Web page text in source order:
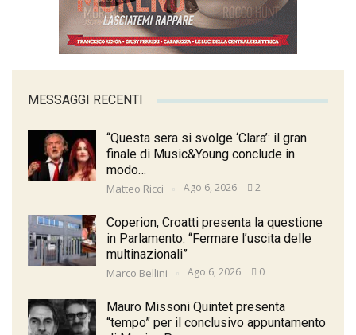
MESSAGGI RECENTI
“Questa sera si svolge ‘Clara’: il gran
finale di Music&Young conclude in
modo…
Matteo Ricci Ago 6, 2026 2
Coperion, Croatti presenta la questione
in Parlamento: “Fermare l’uscita delle
multinazionali”
Marco Bellini Ago 6, 2026 0
Mauro Missoni Quintet presenta
“tempo” per il conclusivo appuntamento